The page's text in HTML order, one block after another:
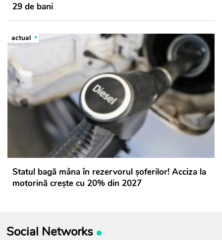
29 de bani
actual
Statul bagă mâna în rezervorul șoferilor! Acciza la
motorină crește cu 20% din 2027
Social Networks